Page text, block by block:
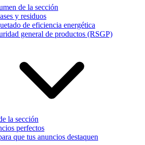
de la sección
y residuos
de eficiencia energética
general de productos (RSGP)
la sección
perfectos
que tus anuncios destaquen